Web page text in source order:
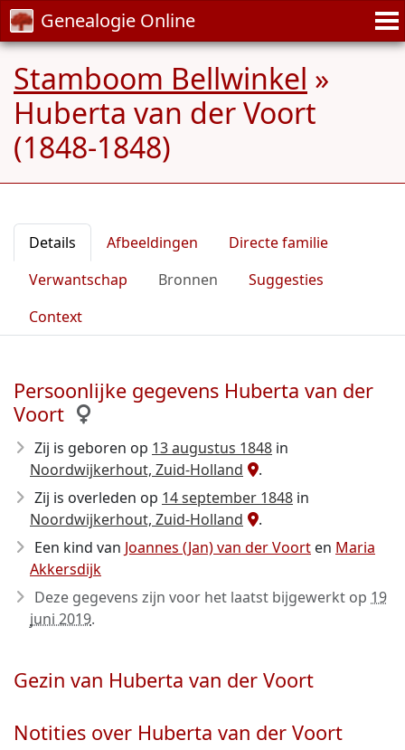
Genealogie Online
Stamboom Bellwinkel »
Huberta van der Voort
(1848-1848)
Details Afbeeldingen
Directe familie
Verwantschap
Bronnen
Suggesties
Context
Persoonlijke gegevens Huberta van der
Voort
Zij is geboren op 13 augustus 1848 in
Noordwijkerhout, Zuid-Holland
.
Zij is overleden op 14 september 1848 in
Noordwijkerhout, Zuid-Holland
.
Een kind van Joannes (Jan) van der Voort en Maria
Akkersdijk
Deze gegevens zijn voor het laatst bijgewerkt op 19
juni 2019.
Gezin van Huberta van der Voort
Notities over Huberta van der Voort